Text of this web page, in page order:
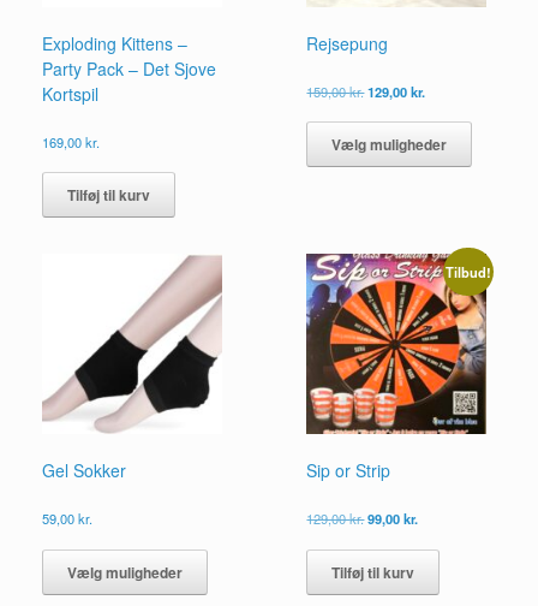
Exploding Kittens –
Party Pack – Det Sjove
Kortspil
169,00kr.
Tilføj til kurv
Rejsepung
159,00kr.Den
pris
var:
159,00 kr..
129,00kr.
pris
er:
129,00 kr..
Vælg muligheder
Dette
har
kan
vælges
på
varesiden
Gel Sokker
59,00kr.
Vælg muligheder
har
Tilbud!
Sip or Strip
129,00kr.Den
pris
var:
129,00 kr..
99,00kr.
pris
99,00 kr..
Tilføj til kurv